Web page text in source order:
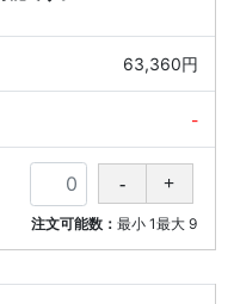
63,360円
-
注文可能数：最小 1最大 9